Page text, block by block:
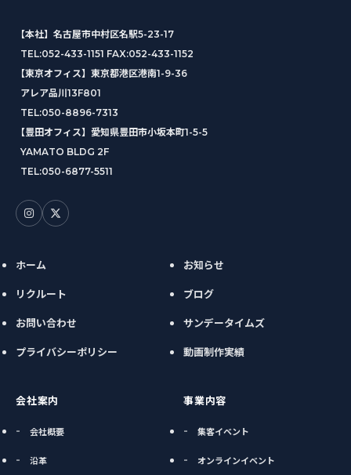
【本社】名古屋市中村区名駅5-23-17
TEL:052-433-1151 FAX:052-433-1152
【東京オフィス】東京都港区港南1-9-36
アレア品川13F801
TEL:050-8896-7313
【豊田オフィス】愛知県豊田市小坂本町1-5-5
YAMATO BLDG 2F
TEL:050-6877-5511
ホーム
リクルート
お問い合わせ
プライバシーポリシー
お知らせ
ブログ
サンデータイムズ
動画制作実績
会社案内
会社概要
沿革
事業内容
集客イベント
オンラインイベント